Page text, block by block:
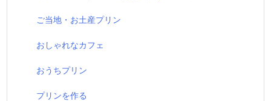
ご当地・お土産プリン
おしゃれなカフェ
おうちプリン
プリンを作る